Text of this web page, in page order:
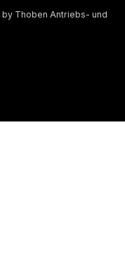
by Thoben Antriebs- und